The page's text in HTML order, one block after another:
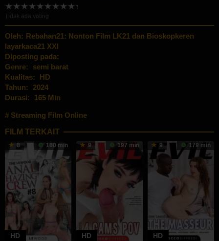
Tidak ada voting
Oleh: Rebahan21: Nonton Film LK21 dan Bioskopkeren
layarkaca21 XXI
Diposting pada:
Genre:
semi barat
Kualitas:
HD
Tahun:
2024
Durasi:
165 Min
Streaming Film Online
FILM TERKAIT
8 180 min
HD
9 197 min
HD
9 179 min
HD